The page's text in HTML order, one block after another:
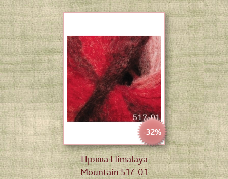
-32%
Пряжа Himalaya
Mountain 517-01